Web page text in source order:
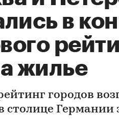
в
жилье
городов
столице Германии